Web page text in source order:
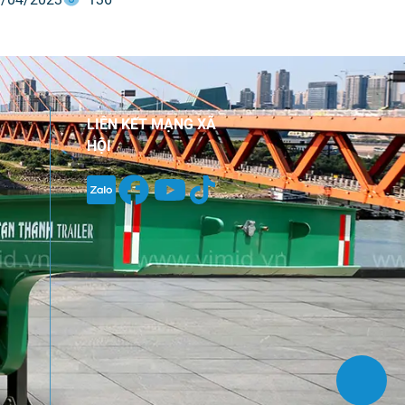
sắp sửa bước vào kỳ đại hội cổ
LIÊN KẾT MẠNG XÃ
HỘI